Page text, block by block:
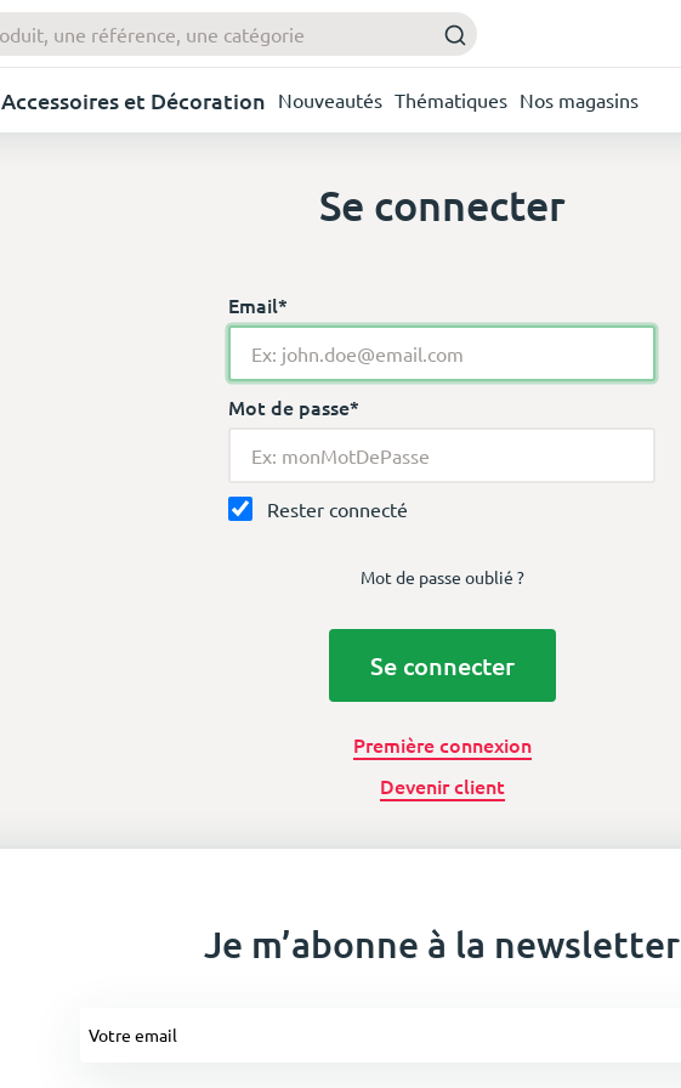
Accessoires et Décoration Nouveautés Thématiques Nos magasins
Se connecter
Email*
Mot de passe*
Rester connecté
Mot de passe oublié ?
Se connecter
Première connexion
Devenir client
Je m’abonne à la newsletter